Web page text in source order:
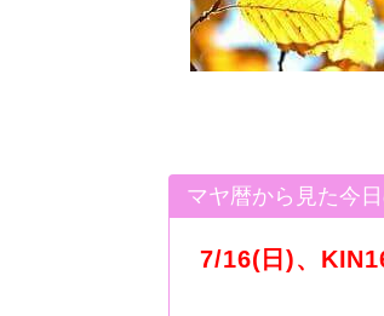
マヤ暦から見た今
7/16(日)、